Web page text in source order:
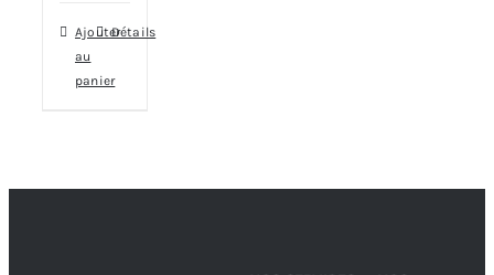
Ajouter
au
panier
Détails